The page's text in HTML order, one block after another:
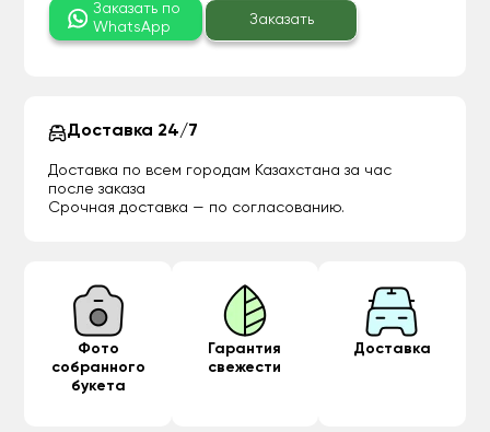
Заказать по
WhatsApp
Заказать
Доставка 24/7
Доставка по всем городам Казахстана за час
после заказа
Срочная доставка — по согласованию.
Фото
собранного
букета
Гарантия
свежести
Доставка